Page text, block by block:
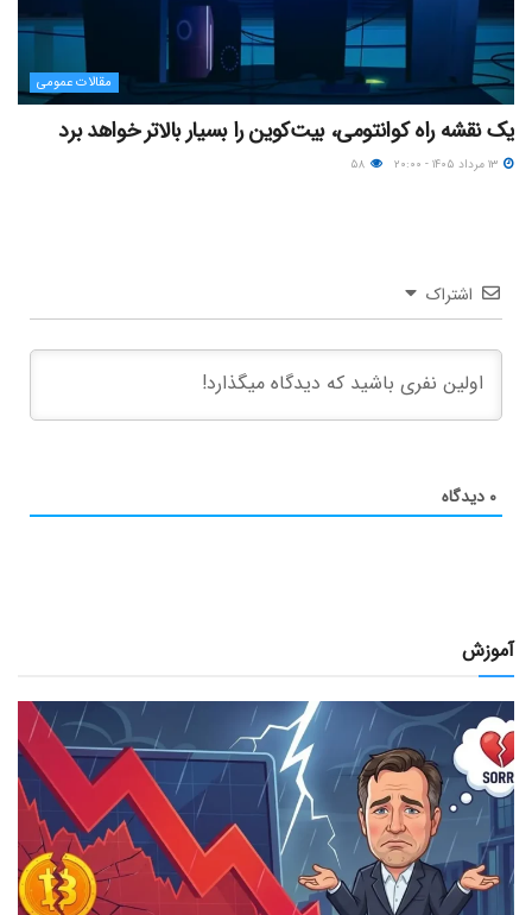
مقالات عمومی
یک نقشه راه کوانتومی، بیت‌کوین را بسیار بالاتر خواهد برد
اشتراک
۰ دیدگاه
آموزش